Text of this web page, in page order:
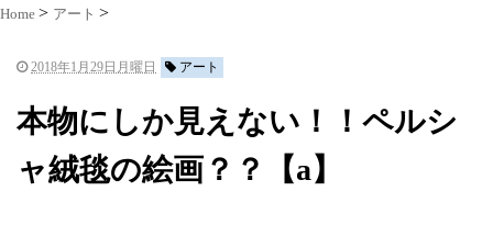
Home アート
2018年1月29日月曜日 アート
本物にしか見えない！！ペルシ
ャ絨毯の絵画？？【a】